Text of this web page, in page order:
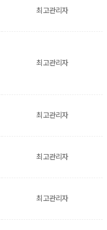
최고관리자
최고관리자
최고관리자
최고관리자
최고관리자